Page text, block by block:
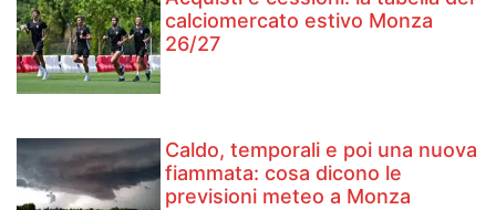
calciomercato estivo Monza
26/27
Caldo, temporali e poi una nuova
fiammata: cosa dicono le
previsioni meteo a Monza